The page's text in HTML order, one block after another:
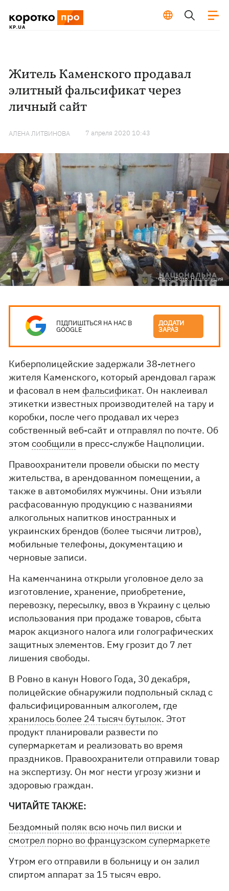
Житель Каменского продавал
элитный фальсификат через
личный сайт
АЛЕНА ЛИТВИНОВА 7 апреля 2020 10:43
Фото: Фото: Нацполиция
ПІДПИШІТЬСЯ НА НАС В
GOOGLE
ДОДАТИ
ЗАРАЗ
Киберполицейские задержали 38-летнего
жителя Каменского, который арендовал гараж
и фасовал в нем фальсификат. Он наклеивал
этикетки известных производителей на тару и
коробки, после чего продавал их через
собственный веб-сайт и отправлял по почте. Об
этомсообщили в пресс-службе Нацполиции.
Правоохранители провели обыски по месту
жительства, в арендованном помещении, а
также в автомобилях мужчины. Они изъяли
расфасованную продукцию с названиями
алкогольных напитков иностранных и
украинских брендов (более тысячи литров),
мобильные телефоны, документацию и
черновые записи.
На каменчанина открыли уголовное дело за
изготовление, хранение, приобретение,
перевозку, пересылку, ввоз в Украину с целью
использования при продаже товаров, сбыта
марок акцизного налога или голографических
защитных элементов. Ему грозит до 7 лет
лишения свободы.
В Ровно в канун Нового Года, 30 декабря,
полицейские обнаружили подпольный склад с
фальсифицированным алкоголем, где
хранилось более 24 тысяч бутылок. Этот
продукт планировали развести по
супермаркетам и реализовать во время
праздников. Правоохранители отправили товар
на экспертизу. Он мог нести угрозу жизни и
здоровью граждан.
ЧИТАЙТЕ ТАКЖЕ:
Бездомный поляк всю ночь пил виски и
смотрел порно во французском супермаркете
Утром его отправили в больницу и он залил
спиртом аппарат за 15 тысяч евро.